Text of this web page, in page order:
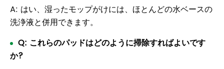
A: はい、湿ったモップがけには、ほとんどの水ベースの
洗浄液と併用できます。
Q: これらのパッドはどのように掃除すればよいです
か?